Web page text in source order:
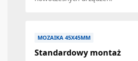
MOZAIKA 45X45MM
Standardowy montaż